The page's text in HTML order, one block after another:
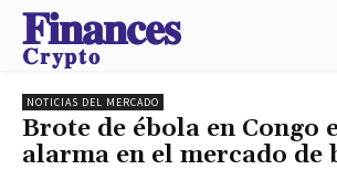
𝐅𝐢𝐧𝐚𝐧𝐜𝐞𝐬
𝐂𝐫𝐲𝐩𝐭𝐨
NOTICIAS DEL MERCADO
Brote de ébola en Congo
alarma en el mercado de